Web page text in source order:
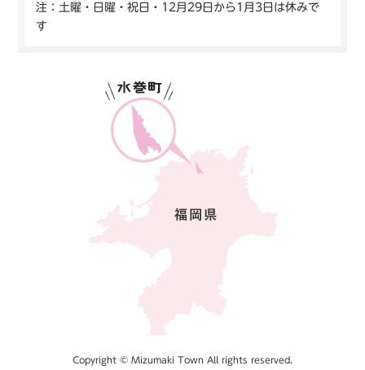
注：土曜・日曜・祝日・12月29日から1月3日は休みで
す
Copyright © Mizumaki Town All rights reserved.